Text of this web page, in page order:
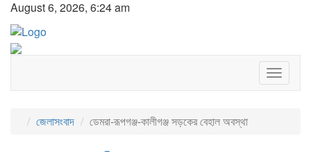
August 6, 2026, 6:24 am
Toggle
জেলাসংবাদ
ডেমরা-রূপগঞ্জ-কালীগঞ্জ সড়কের বেহাল অবস্থা